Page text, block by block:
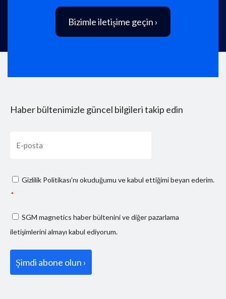
Bizimle iletişime geçin ›
Haber bültenimizle güncel bilgileri takip edin
Consenso
privacy
Gizlilik Politikası'nı okuduğumu ve kabul ettiğimi beyan ederim.
*
Consenso
marketing
SGM magnetics haber bültenini ve diğer pazarlama
iletişimlerini almayı kabul ediyorum.